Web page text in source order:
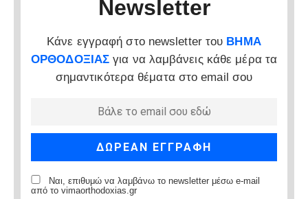
Newsletter
Κάνε εγγραφή στο newsletter του ΒΗΜΑ
ΟΡΘΟΔΟΞΙΑΣ για να λαμβάνεις κάθε μέρα τα
σημαντικότερα θέματα στο email σου
Ναι, επιθυμώ να λαμβάνω το newsletter μέσω e-mail
από το vimaorthodoxias.gr